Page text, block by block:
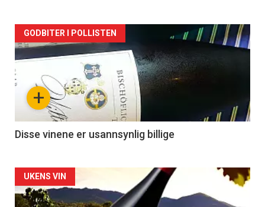
Forsiden
akkurat
nå
3
+
GODBITER I POLLISTEN
Disse vinene er usannsynlig billige
Forsiden
UKENS VIN